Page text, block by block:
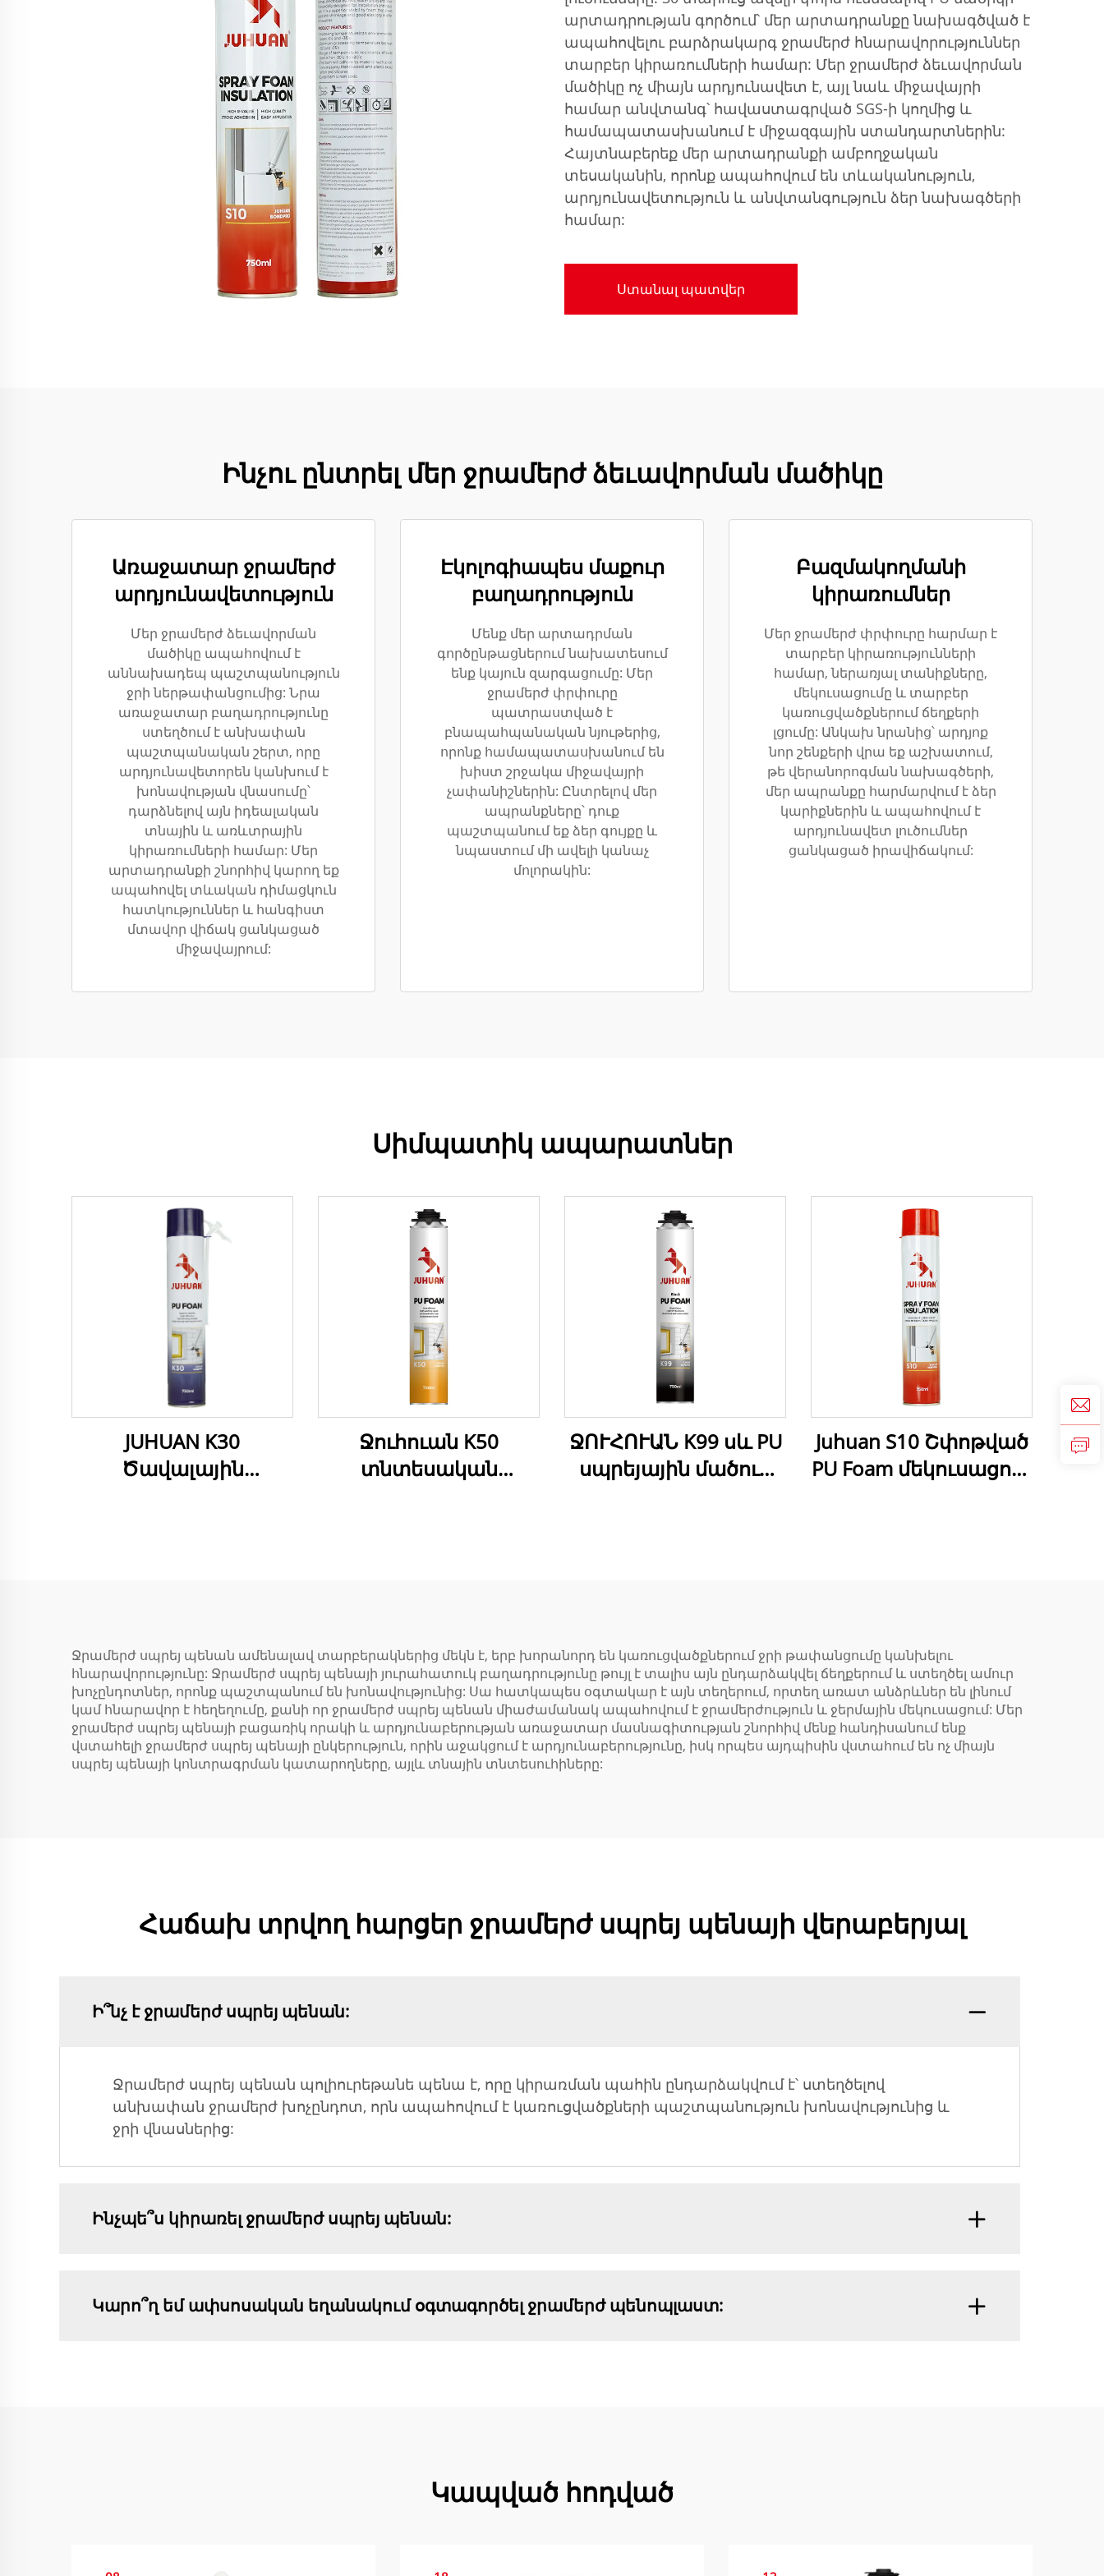
արտադրության գործում՝ մեր արտադրանքը նախագծված է
ապահովելու բարձրակարգ ջրամերժ հնարավորություններ
տարբեր կիրառումների համար: Մեր ջրամերժ ձեւավորման
մածիկը ոչ միայն արդյունավետ է, այլ նաև միջավայրի
համար անվտանգ՝ հավաստագրված SGS-ի կողմից և
համապատասխանում է միջազգային ստանդարտներին:
Հայտնաբերեք մեր արտադրանքի ամբողջական
տեսականին, որոնք ապահովում են տևականություն,
արդյունավետություն և անվտանգություն ձեր նախագծերի
համար:
Ստանալ պատվեր
Ինչու ընտրել մեր ջրամերժ ձեւավորման մածիկը
Առաջատար ջրամերժ
արդյունավետություն
Մեր ջրամերժ ձեւավորման
մածիկը ապահովում է
աննախադեպ պաշտպանություն
ջրի ներթափանցումից: Նրա
առաջատար բաղադրությունը
ստեղծում է անխափան
պաշտպանական շերտ, որը
արդյունավետորեն կանխում է
խոնավության վնասումը՝
դարձնելով այն իդեալական
տնային և առևտրային
կիրառումների համար: Մեր
արտադրանքի շնորհիվ կարող եք
ապահովել տևական դիմացկուն
հատկություններ և հանգիստ
մտավոր վիճակ ցանկացած
միջավայրում:
Էկոլոգիապես մաքուր
բաղադրություն
Մենք մեր արտադրման
գործընթացներում նախատեսում
ենք կայուն զարգացումը: Մեր
ջրամերժ փրփուրը
պատրաստված է
բնապահպանական նյութերից,
որոնք համապատասխանում են
խիստ շրջակա միջավայրի
չափանիշներին: Ընտրելով մեր
ապրանքները՝ դուք
պաշտպանում եք ձեր գույքը և
նպաստում մի ավելի կանաչ
մոլորակին:
Բազմակողմանի
կիրառումներ
Մեր ջրամերժ փրփուրը հարմար է
տարբեր կիրառությունների
համար, ներառյալ տանիքները,
մեկուսացումը և տարբեր
կառուցվածքներում ճեղքերի
լցումը: Անկախ նրանից՝ արդյոք
նոր շենքերի վրա եք աշխատում,
թե վերանորոգման նախագծերի,
մեր ապրանքը հարմարվում է ձեր
կարիքներին և ապահովում է
արդյունավետ լուծումներ
ցանկացած իրավիճակում:
Սիմպատիկ ապարատներ
JUHUAN K30
Ծավալային
օգտագործվող
փրփուր
Ջուհուան K50
տնտեսական
մեկուսացում
շինարարության և
տնային
նորոգումների
համար
ՋՈՒՀՈՒԱՆ K99 սև PU
սպրեյային մածուկ
և ձայնային
մեկուսացում
Juhuan S10 Շփոթված
PU Foam մեկուսացում
դիմադրություն, հեշտ
կիրառում
Ջրամերժ սպրեյ պենան ամենալավ տարբերակներից մեկն է, երբ խորանորդ են կառուցվածքներում ջրի թափանցումը կանխելու
հնարավորությունը: Ջրամերժ սպրեյ պենայի յուրահատուկ բաղադրությունը թույլ է տալիս այն ընդարձակվել ճեղքերում և ստեղծել ամուր
խոչընդոտներ, որոնք պաշտպանում են խոնավությունից: Սա հատկապես օգտակար է այն տեղերում, որտեղ առատ անձրևներ են լինում
կամ հնարավոր է հեղեղումը, քանի որ ջրամերժ սպրեյ պենան միաժամանակ ապահովում է ջրամերժություն և ջերմային մեկուսացում: Մեր
ջրամերժ սպրեյ պենայի բացառիկ որակի և արդյունաբերության առաջատար մասնագիտության շնորհիվ մենք հանդիսանում ենք
վստահելի ջրամերժ սպրեյ պենայի ընկերություն, որին աջակցում է արդյունաբերությունը, իսկ որպես այդպիսին վստահում են ոչ միայն
սպրեյ պենայի կոնտրագրման կատարողները, այլև տնային տնտեսուհիները:
Հաճախ տրվող հարցեր ջրամերժ սպրեյ պենայի վերաբերյալ
Ի՞նչ է ջրամերժ սպրեյ պենան:
Ջրամերժ սպրեյ պենան պոլիուրեթանե պենա է, որը կիրառման պահին ընդարձակվում է՝ ստեղծելով
անխափան ջրամերժ խոչընդոտ, որն ապահովում է կառուցվածքների պաշտպանություն խոնավությունից և
ջրի վնասներից:
Ինչպե՞ս կիրառել ջրամերժ սպրեյ պենան:
Կարո՞ղ եմ ափսոսական եղանակում օգտագործել ջրամերժ պենոպլաստ:
Կապված հոդված